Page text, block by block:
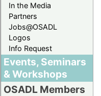
In the Media
Partners
Jobs@OSADL
Logos
Info Request
Events, Seminars
& Workshops
OSADL Members